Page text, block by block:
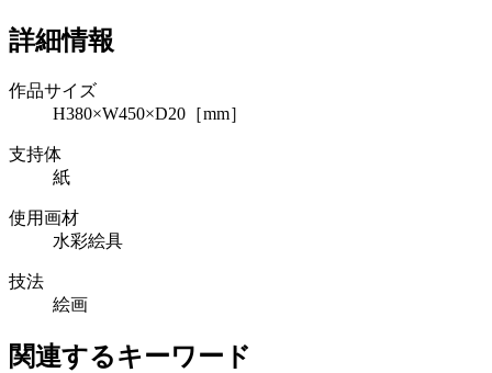
詳細情報
作品サイズ
H380×W450×D20［mm］
支持体
紙
使用画材
水彩絵具
技法
絵画
関連するキーワード